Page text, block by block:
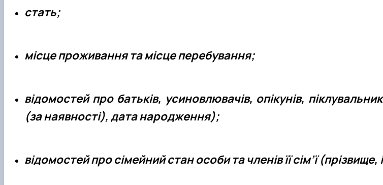
стать;
місце проживання та місце перебування;
відомостей про батьків, усиновлювачів, опікунів,
(за наявності), дата народження);
відомостей про сімейний стан особи та членів її сім’ї